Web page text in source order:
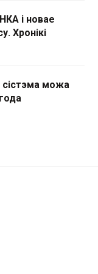
і новае
Хронікі
сістэма можа